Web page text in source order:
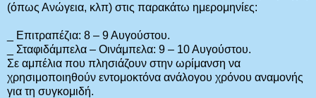
(όπως Ανώγεια, κλπ) στις παρακάτω ημερομηνίες:
_ Επιτραπέζια: 8 – 9 Αυγούστου.
_ Σταφιδάμπελα – Οινάμπελα: 9 – 10 Αυγούστου.
Σε αμπέλια που πλησιάζουν στην ωρίμανση να
χρησιμοποιηθούν εντομοκτόνα ανάλογου χρόνου αναμονής
για τη συγκομιδή.